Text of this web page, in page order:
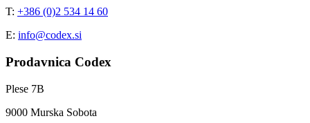
T: +386 (0)2 534 14 60
E: info@codex.si
Prodavnica Codex
Plese 7B
9000 Murska Sobota